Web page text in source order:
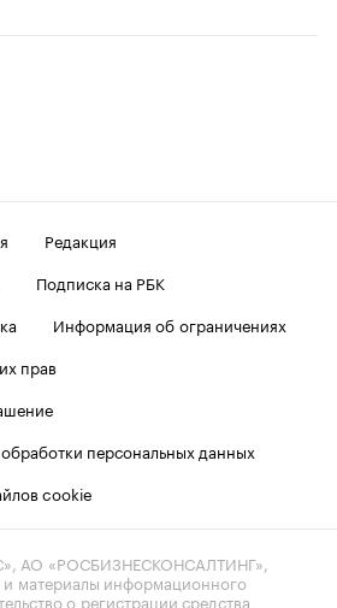
Редакция
Подписка на РБК
Информация об ограничениях
прав
персональных данных
cookie
АО «РОСБИЗНЕСКОНСАЛТИНГ»,
материалы информационного
о регистрации средства